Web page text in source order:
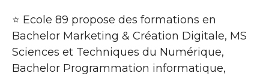
⭐ Ecole 89 propose des formations en
Bachelor Marketing & Création Digitale, MS
Sciences et Techniques du Numérique,
Bachelor Programmation informatique,